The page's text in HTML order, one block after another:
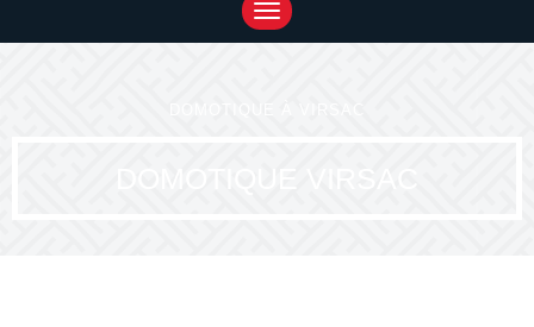
Toggle
navigation